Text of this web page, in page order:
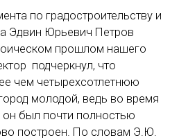
по градостроительству и
Эдвин Юрьевич Петров
прошлом нашего
подчеркнул, что
чем четырехсотлетнюю
молодой, ведь во время
он был почти полностью
построен. По словам Э.Ю.